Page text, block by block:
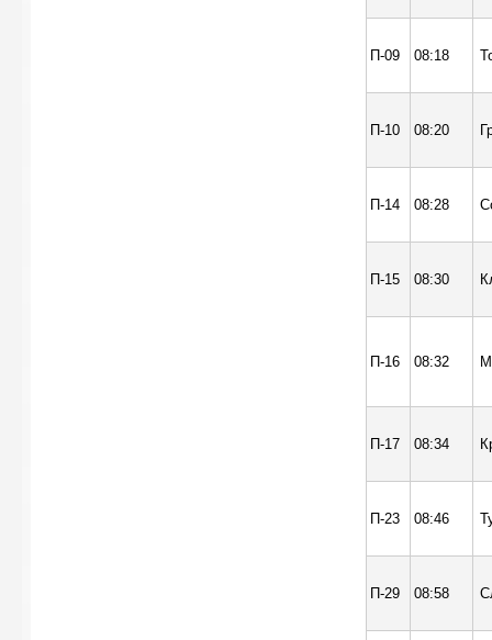
П-09 08:18
П-10 08:20
П-14 08:28
П-15 08:30
П-16 08:32
П-17 08:34
П-23 08:46
П-29 08:58